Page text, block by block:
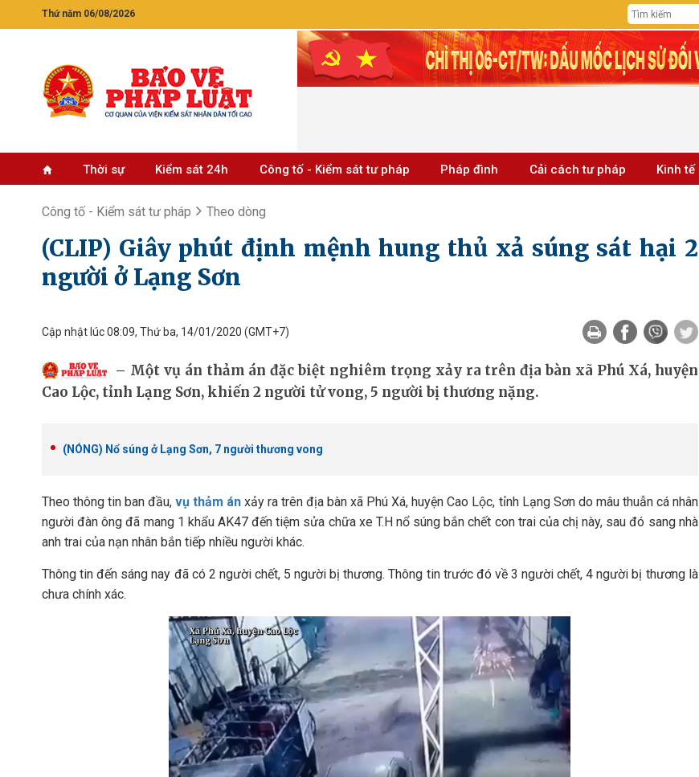
Thứ năm 06/08/2026
Thời sự Kiểm sát 24h Công tố - Kiểm sát tư pháp Pháp đình Cải cách tư pháp Kinh tế
Công tố - Kiểm sát tư pháp Theo dòng
(CLIP) Giây phút định mệnh hung thủ xả súng sát hại 2
người ở Lạng Sơn
Cập nhật lúc 08:09, Thứ ba, 14/01/2020 (GMT+7)
Một vụ án thảm án đặc biệt nghiêm trọng xảy ra trên địa bàn xã Phú Xá, huyện
Cao Lộc, tỉnh Lạng Sơn, khiến 2 người tử vong, 5 người bị thương nặng.
(NÓNG) Nổ súng ở Lạng Sơn, 7 người thương vong
Theo thông tin ban đầu,vụ thảm án xảy ra trên địa bàn xã Phú Xá, huyện Cao Lộc, tỉnh Lạng Sơn do mâu thuẫn cá nhân
người đàn ông đã mang 1 khẩu AK47 đến tiệm sửa chữa xe T.H nổ súng bắn chết con trai của chị này, sau đó sang nhà
anh trai của nạn nhân bắn tiếp nhiều người khác.
Thông tin đến sáng nay đã có 2 người chết, 5 người bị thương. Thông tin trước đó về 3 người chết, 4 người bị thương là
chưa chính xác.